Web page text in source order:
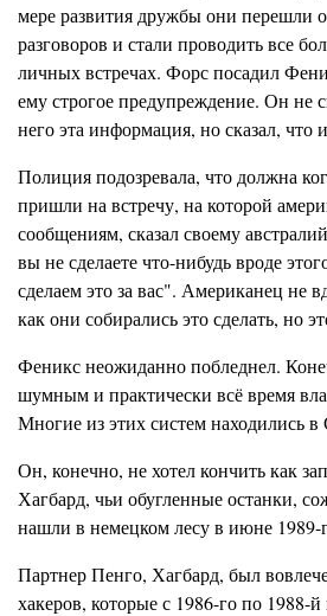
мере развития дружбы они перешли
разговоров и стали проводить все
личных встречах. Форс посадил
ему строгое предупреждение. Он не
него эта информация, но сказал, что
Полиция подозревала, что должна
пришли на встречу, на которой
сообщениям, сказал своему
вы не сделаете что-нибудь вроде
сделаем это за вас". Американец не
как они собирались это сделать, но
Феникс неожиданно побледнел.
шумным и практически всё время
Многие из этих систем находились
Он, конечно, не хотел кончить как
Хагбард, чьи обугленные останки,
нашли в немецком лесу в июне 1989-
Партнер Пенго, Хагбард, был
хакеров, которые с 1986-го по 1988-й